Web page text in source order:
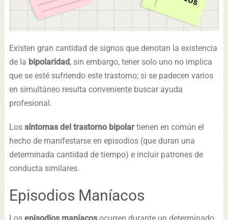
Existen gran cantidad de signos que denotan la existencia
de la bipolaridad , sin embargo, tener solo uno no implica
que se esté sufriendo este trastorno; si se padecen varios
en simultáneo resulta conveniente buscar ayuda
profesional.
Lossíntomas del trastorno bipolartienen en común el
hecho de manifestarse en episodios (que duran una
determinada cantidad de tiempo) e incluir patrones de
conducta similares.
Episodios Maníacos